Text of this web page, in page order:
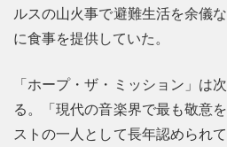
ルスの山火事で避難生活を余儀
に食事を提供していた。
「ホープ・ザ・ミッション」は
る。「現代の音楽界で最も敬意
ストの一人として長年認められ